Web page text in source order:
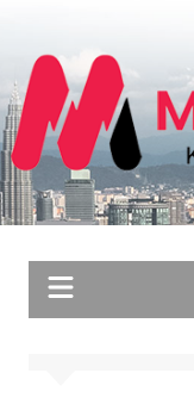
content